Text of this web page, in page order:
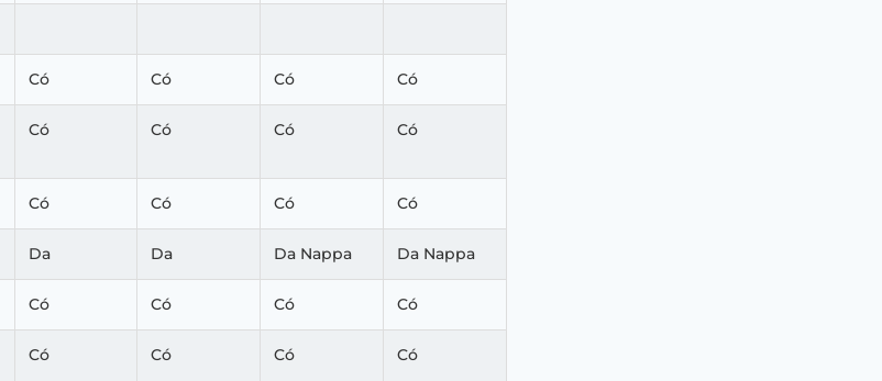
Có Có Có Có
Có Có Có Có
Có Có Có Có
Da Da Da Nappa Da Nappa
Có Có Có Có
Có Có Có Có